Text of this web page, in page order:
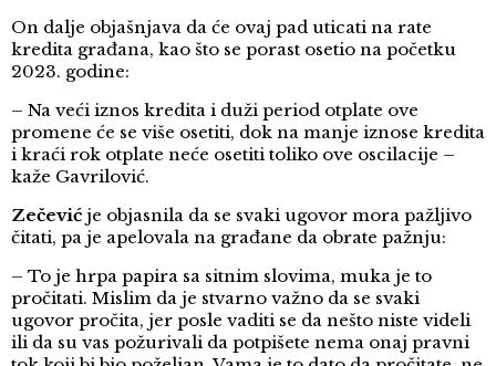
On dalje objašnjava da će ovaj pad uticati na rate
kredita građana, kao što se porast osetio na početku
2023. godine:
– Na veći iznos kredita i duži period otplate ove
promene će se više osetiti, dok na manje iznose kredita
i kraći rok otplate neće osetiti toliko ove oscilacije –
kaže Gavrilović.
Zečević je objasnila da se svaki ugovor mora pažljivo
čitati, pa je apelovala na građane da obrate pažnju:
– To je hrpa papira sa sitnim slovima, muka je to
pročitati. Mislim da je stvarno važno da se svaki
ugovor pročita, jer posle vaditi se da nešto niste videli
ili da su vas požurivali da potpišete nema onaj pravni